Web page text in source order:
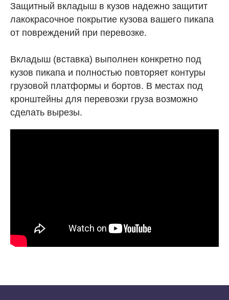
Защитный вкладыш в кузов надежно защитит
лакокрасочное покрытие кузова вашего пикапа
от повреждений при перевозке.
Вкладыш (вставка) выполнен конкретно под
кузов пикапа и полностью повторяет контуры
грузовой платформы и бортов. В местах под
кронштейны для перевозки груза возможно
сделать вырезы.